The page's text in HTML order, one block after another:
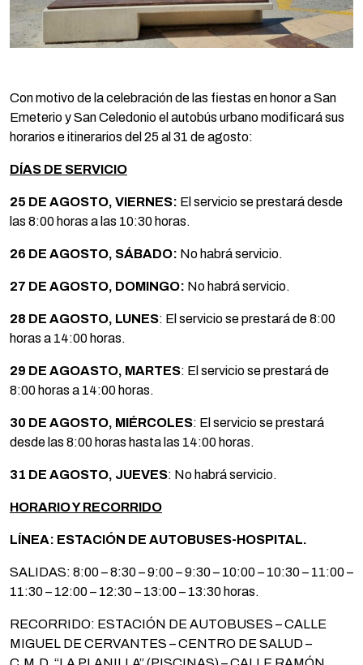
Con motivo de la celebración de las fiestas en honor a San
Emeterio y San Celedonio el autobús urbano modificará sus
horarios e itinerarios del 25 al 31 de agosto:
DÍAS DE SERVICIO
25 DE AGOSTO, VIERNES: El servicio se prestará desde
las 8:00 horas a las 10:30 horas.
26 DE AGOSTO, SÁBADO: No habrá servicio.
27 DE AGOSTO, DOMINGO: No habrá servicio.
28 DE AGOSTO, LUNES: El servicio se prestará de 8:00
horas a 14:00 horas.
29 DE AGOASTO, MARTES: El servicio se prestará de
8:00 horas a 14:00 horas.
30 DE AGOSTO, MIÉRCOLES: El servicio se prestará
desde las 8:00 horas hasta las 14:00 horas.
31 DE AGOSTO, JUEVES: No habrá servicio.
HORARIO Y RECORRIDO
LÍNEA: ESTACIÓN DE AUTOBUSES-HOSPITAL.
SALIDAS: 8:00 – 8:30 – 9:00 – 9:30 – 10:00 – 10:30 – 11:00 –
11:30 – 12:00 – 12:30 – 13:00 – 13:30 horas.
RECORRIDO: ESTACIÓN DE AUTOBUSES – CALLE
MIGUEL DE CERVANTES – CENTRO DE SALUD –